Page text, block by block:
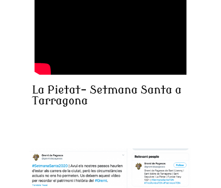
La Pietat- Setmana Santa a
Tarragona